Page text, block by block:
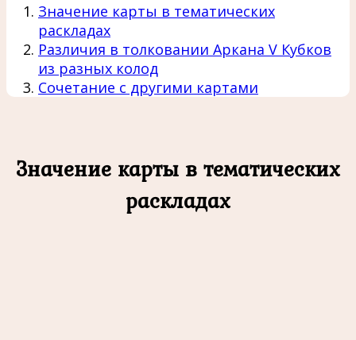
Значение карты в тематических
раскладах
Различия в толковании Аркана V Кубков
из разных колод
Сочетание с другими картами
Значение карты в тематических
раскладах